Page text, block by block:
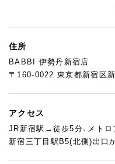
住所
BABBI 伊勢丹新宿店
〒160-0022 東京都新宿区
アクセス
JR新宿駅→徒歩5分、メトロ
新宿三丁目駅B5(北側)出口